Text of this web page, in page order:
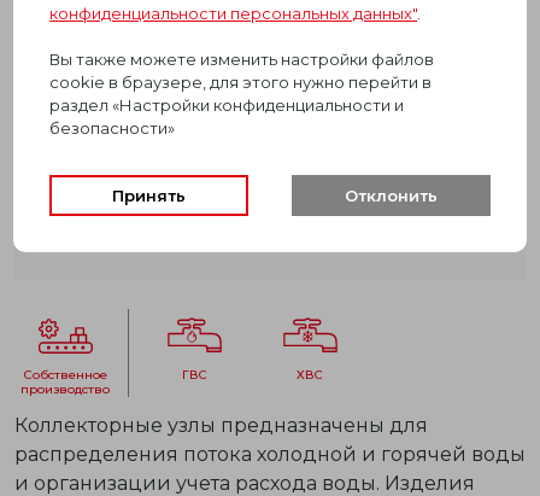
ГВС ХВС
собственное
производство
Коллекторные узлы предназначены для
распределения потока холодной и горячей воды
и организации учета расхода воды. Изделия
конфиденциальности персональных данных".
Вы также можете изменить настройки файлов
cookie в браузере, для этого нужно перейти в
раздел «Настройки конфиденциальности и
безопасности»
Принять Отклонить